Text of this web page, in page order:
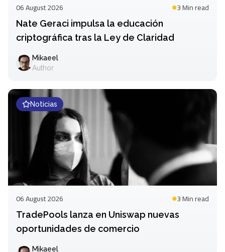
06 August 2026 3 Minread
Nate Geraci impulsa la educación
criptográfica tras la Ley de Claridad
Mikaeel
Author
Noticias
06 August 2026 3 Minread
TradePools lanza en Uniswap nuevas
oportunidades de comercio
Mikaeel